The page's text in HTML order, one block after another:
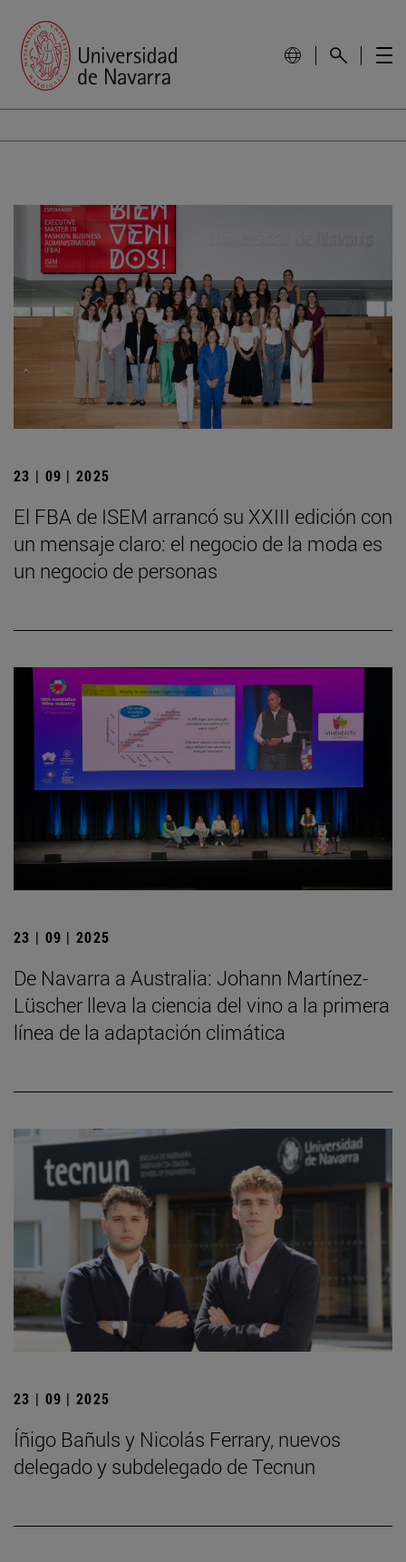
23 | 09 | 2025
El FBA de ISEM arrancó su XXIII edición con
un mensaje claro: el negocio de la moda es
un negocio de personas
23 | 09 | 2025
De Navarra a Australia: Johann Martínez-
Lüscher lleva la ciencia del vino a la primera
línea de la adaptación climática
23 | 09 | 2025
Íñigo Bañuls y Nicolás Ferrary, nuevos
delegado y subdelegado de Tecnun